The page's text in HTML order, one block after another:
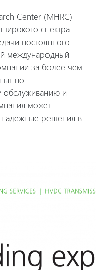
Center (MHRC)
спектра
постоянного
международный
за более чем
по
обслуживанию и
может
решения в